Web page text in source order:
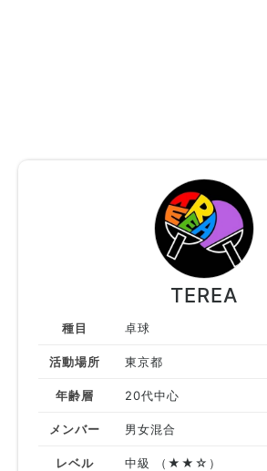
TEREA
種目 卓球
活動場所 東京都
年齢層 20代中心
メンバー 男女混合
レベル 中級 （★★☆）